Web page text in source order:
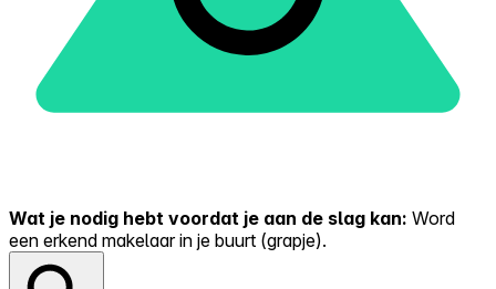
Wat je nodig hebt voordat je aan de slag kan: Word
een erkend makelaar in je buurt (grapje).